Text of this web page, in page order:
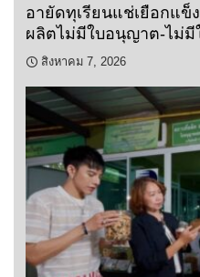
อายัดทุเรียนแช่เยือกแ
ผลิตไม่มีใบอนุญาต-ไม่มี
สิงหาคม 7, 2026